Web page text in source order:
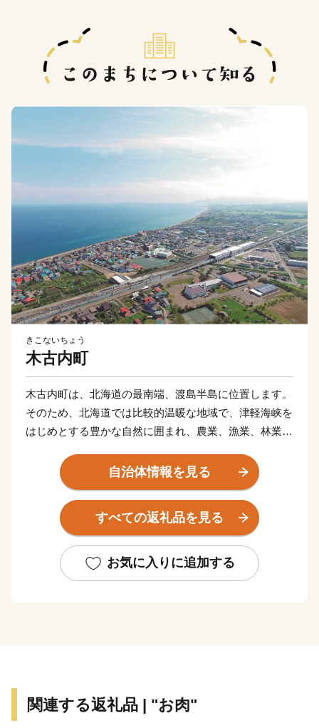
きこないちょう
木古内町
木古内町は、北海道の最南端、渡島半島に位置します。
そのため、北海道では比較的温暖な地域で、津軽海峡を
はじめとする豊かな自然に囲まれ、農業、漁業、林業が
このほかにも、天保2年（1831年）から続く、厳寒の津
軽海峡で神社のご神体を清め、1年の豊漁豊作などを祈
願する「みそぎ祭り」など歴史と関連するイベントなど
も行われます。
自治体情報を見る
すべての返礼品を見る
お気に入りに追加する
関連する返礼品 | "お肉"